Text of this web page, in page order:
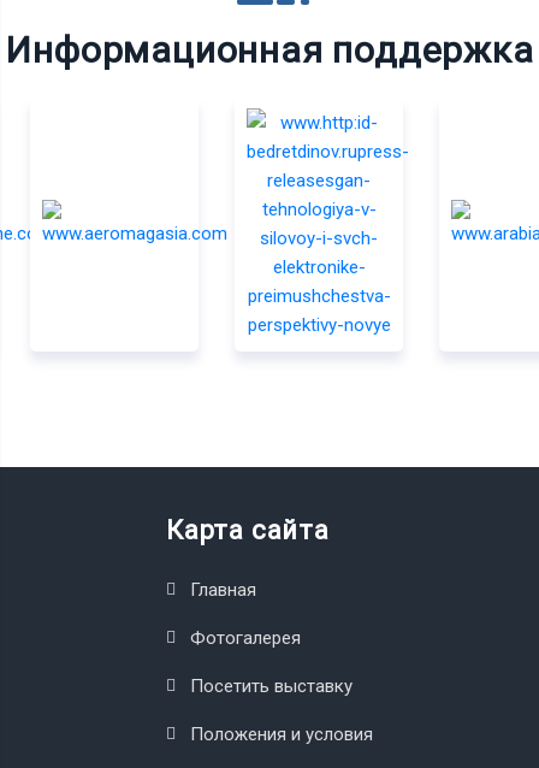
Информационная поддержка
Карта сайта
Главная
Фотогалерея
Посетить выставку
Положения и условия